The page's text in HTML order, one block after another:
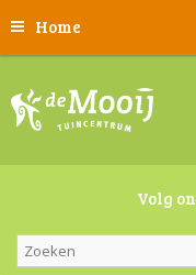
Home
Volg